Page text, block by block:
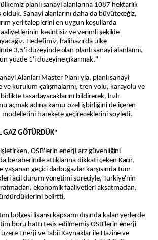
planlı sanayi alanlarına 1087 hektarlık
Sanayi alanlarını daha da büyüteceğiz,
yeri taleplerini en uygun koşullarda
kesintisiz ve verimli şekilde
Hedefimiz, halihazırda ülke
3,5'i düzeyinde olan planlı sanayi alanlarını,
yüzde 1'i düzeyine çıkarmak."
Alanları Master Planı'yla, planlı sanayi
ve kurulum çalışmalarını, tren yolu, karayolu ve
tasarlayacaklarını bildirerek, hızlı
açmak adına kamu-özel işbirliğini de içeren
harekete geçireceklerini söyledi.
GAZ GÖTÜRDÜK"
OSB'lerin enerji arz güvenliğini
beraberinde attıklarına dikkati çeken Kacır,
yaşanan geçici darboğazlar karşısında tüm
acil durum yönetimi süreciyle, Türkiye'nin
ekonomik faaliyetleri aksatmadan,
belirtti.
bölgesi lisansı kapsamı dışında kalan yerlerde
boru hattı tesis edilmemiş OSB'lerin enerji
üzere Enerji ve Tabii Kaynaklar ile Hazine ve